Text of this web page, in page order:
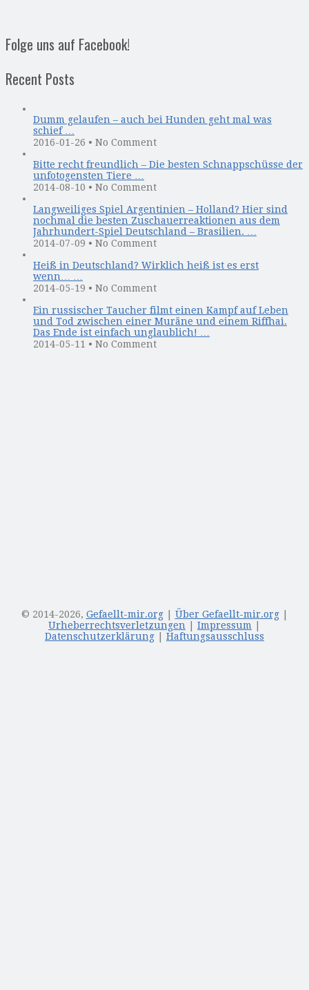
Folge uns auf Facebook!
Recent Posts
Dumm gelaufen – auch bei Hunden geht mal was
schief …
2016-01-26 • No Comment
Bitte recht freundlich – Die besten Schnappschüsse der
unfotogensten Tiere …
2014-08-10 • No Comment
Langweiliges Spiel Argentinien – Holland? Hier sind
nochmal die besten Zuschauerreaktionen aus dem
Jahrhundert-Spiel Deutschland – Brasilien. …
2014-07-09 • No Comment
Heiß in Deutschland? Wirklich heiß ist es erst
wenn… …
2014-05-19 • No Comment
Ein russischer Taucher filmt einen Kampf auf Leben
und Tod zwischen einer Muräne und einem Riffhai.
Das Ende ist einfach unglaublich! …
2014-05-11 • No Comment
© 2014-2026, Gefaellt-mir.org| Über Gefaellt-mir.org|
Urheberrechtsverletzungen
Impressum
Datenschutzerklärung
Haftungsausschluss